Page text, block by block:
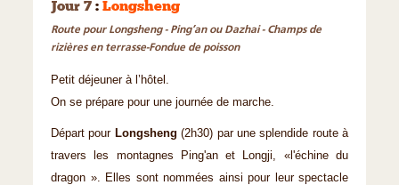
Jour 7 : Longsheng
Route pour Longsheng - Ping’an ou Dazhai - Champs de
rizières en terrasse-Fondue de poisson
Petit déjeuner à l’hôtel.
On se prépare pour une journée de marche.
Départ pour Longsheng(2h30) par une splendide route à
travers les montagnes Ping'an et Longji, «l'échine du
dragon ». Elles sont nommées ainsi pour leur spectacle